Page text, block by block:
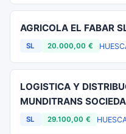
AGRICOLA EL FABAR
SL 20.000,00 €
LOGISTICA Y
MUNDITRANS
SL 29.100,00 €